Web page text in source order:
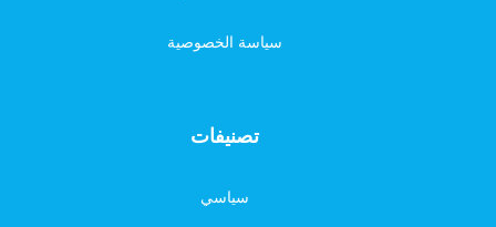
سياسة الخصوصية
تصنيفات
سياسي